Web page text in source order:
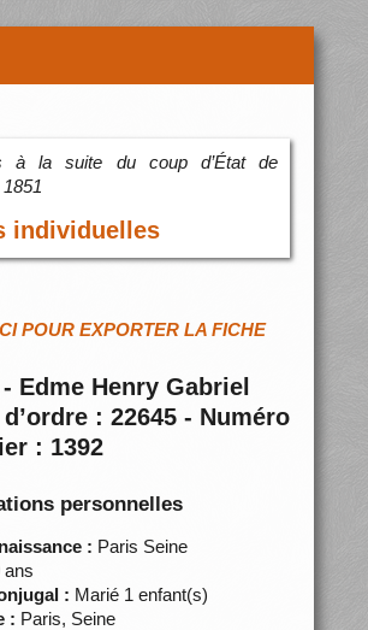
à la suite du coup d’État de
individuelles
POUR EXPORTER LA FICHE
Edme Henry Gabriel
: 22645 - Numéro
: 1392
personnelles
: Paris Seine
ans
: Marié 1 enfant(s)
: Paris, Seine